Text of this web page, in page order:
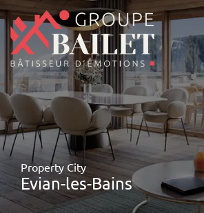
Property City
Evian-les-Bains